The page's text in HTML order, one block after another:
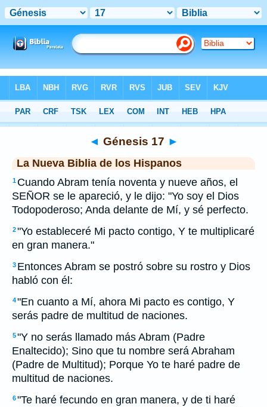
>NBLH > Génesis 17
◄ Génesis 17 ►
La Nueva Biblia de los Hispanos
1 Cuando Abram tenía noventa y nueve años, el
SEÑOR se le apareció, y le dijo: "Yo soy el Dios
Todopoderoso; Anda delante de Mí, y sé perfecto.
2"Yo estableceré Mi pacto contigo, Y te multiplicaré
en gran manera."
3 Entonces Abram se postró sobre su rostro y Dios
habló con él:
4"En cuanto a Mí, ahora Mi pacto es contigo, Y
serás padre de multitud de naciones.
5"Y no serás llamado más Abram (Padre
Enaltecido); Sino que tu nombre será Abraham
(Padre de Multitud); Porque Yo te haré padre de
multitud de naciones.
6"Te haré fecundo en gran manera, y de ti haré